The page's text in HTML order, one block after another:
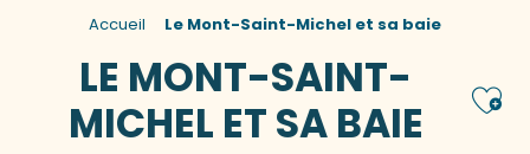
Accueil Le Mont-Saint-Michel et sa baie
LE MONT-SAINT-
MICHEL ET SA BAIE